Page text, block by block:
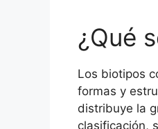
¿Qué
Los biotipos
formas y
distribuye la
clasificación,